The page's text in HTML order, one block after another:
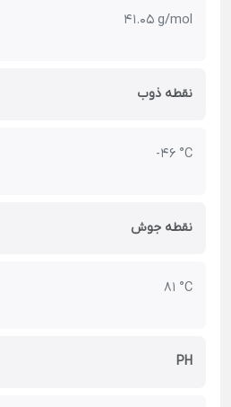
41.05 g/mol
نقطه ذوب
-46 °C
نقطه جوش
81 °C
PH